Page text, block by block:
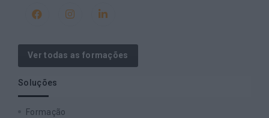
Ver todas as formações
Soluções
Formação